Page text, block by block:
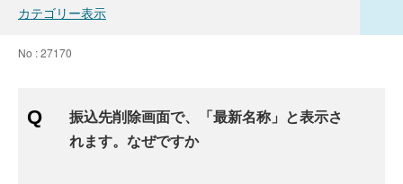
カテゴリー表示
No : 27170
振込先削除画面で、「最新名称」と表示さ
れます。なぜですか